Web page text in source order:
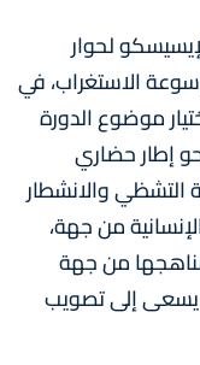
لحوار
الاستغراب، في
موضوع الدورة
إطار حضاري
التشظي والانشطار
من جهة،
من جهة
يسعى إلى تصويب